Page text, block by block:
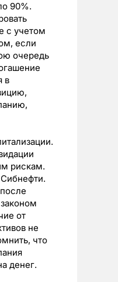
90%.
с учетом
если
очередь
в
рискам.
от
не
что
денег.